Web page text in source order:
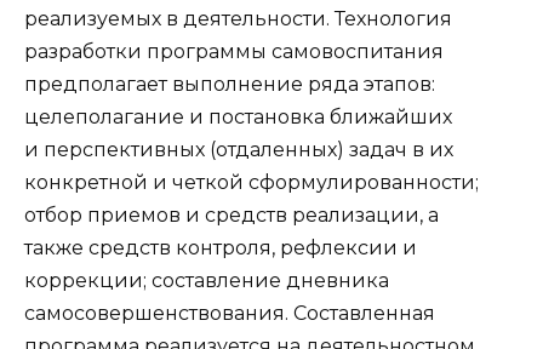
реализуемых в деятельности. Технология
разработки программы самовоспитания
предполагает выполнение ряда этапов:
целеполагание и постановка ближайших
и перспективных (отдаленных) задач в их
конкретной и четкой сформулированности;
отбор приемов и средств реализации, а
также средств контроля, рефлексии и
коррекции; составление дневника
самосовершенствования. Составленная